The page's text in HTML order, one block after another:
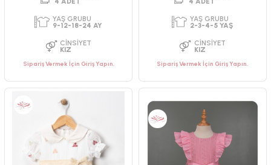
PAKET ADEDI
4ADET
2-3-4-5 YAŞ
CINSIYET
PAKET ADEDI
4ADET
2-3-4-5 YAŞ
CINSIYET
Sipariş Vermek İçin Giriş Yapın. Sipariş Vermek İçin Giriş Yapın.